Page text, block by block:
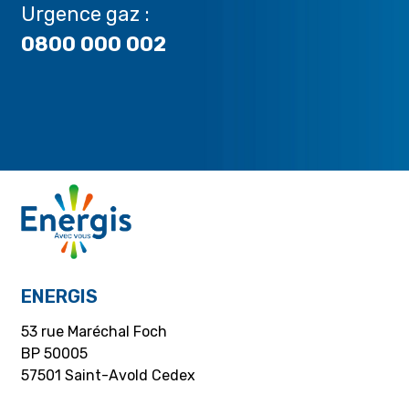
Urgence gaz :
0800 000 002
ENERGIS
53 rue Maréchal Foch
BP 50005
57501 Saint-Avold Cedex